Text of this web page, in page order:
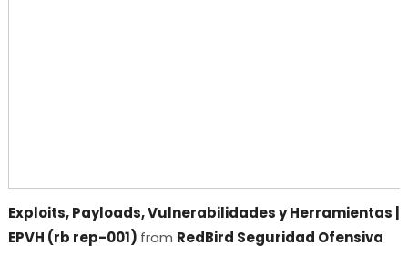
Exploits, Payloads, Vulnerabilidades y Herramientas |
EPVH (rb rep-001) from RedBird Seguridad Ofensiva